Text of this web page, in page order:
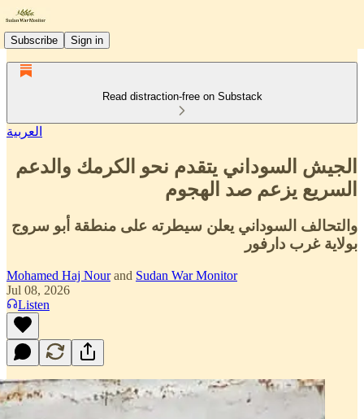
Subscribe Sign in
Read distraction-free on Substack
العربية
الجيش السوداني يتقدم نحو الكرمك والدعم
السريع يزعم صد الهجوم
والتحالف السوداني يعلن سيطرته على منطقة أبو سروج
بولاية غرب دارفور
Mohamed Haj Nourand Sudan War Monitor
Jul 08, 2026
Listen